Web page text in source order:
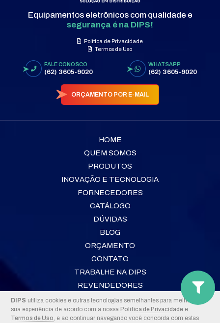
DIPS utiliza cookies e outras tecnologias semelhantes para melhorar a
sua experiência de acordo com a nossa Política de Privacidade e
Termos de Uso, e ao continuar navegando você concorda com estas
Equipamentos eletrônicos com qualidade e
segurança é na DIPS!
Política de Privacidade
Termos de Uso
FALE CONOSCO
(62) 3605-9020
WHATSAPP
(62) 3605-9020
ORÇAMENTO POR E-MAIL
HOME
QUEM SOMOS
PRODUTOS
INOVAÇÃO E TECNOLOGIA
FORNECEDORES
CATÁLOGO
DÚVIDAS
BLOG
ORÇAMENTO
CONTATO
TRABALHE NA DIPS
REVENDEDORES
2026 © DIPS